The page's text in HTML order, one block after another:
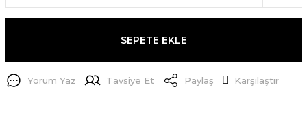
SEPETE EKLE
Yorum Yaz Tavsiye Et Paylaş Karşılaştır